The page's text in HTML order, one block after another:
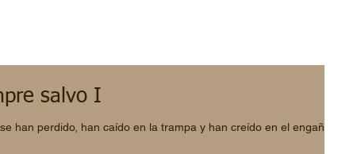
salvo I
han perdido, han caído en la trampa y han creído en el engaño